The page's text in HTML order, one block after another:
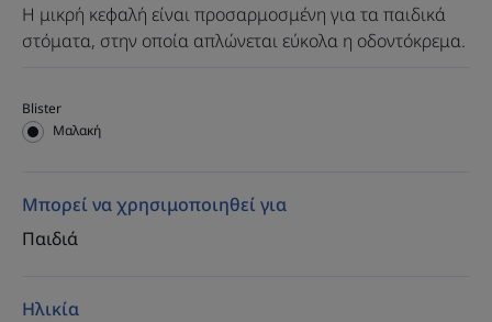
Η μικρή κεφαλή είναι προσαρμοσμένη για τα παιδικά
στόματα, στην οποία απλώνεται εύκολα η οδοντόκρεμα.
Blister
Μαλακή
Μπορεί να χρησιμοποιηθεί για
Παιδιά
Ηλικία